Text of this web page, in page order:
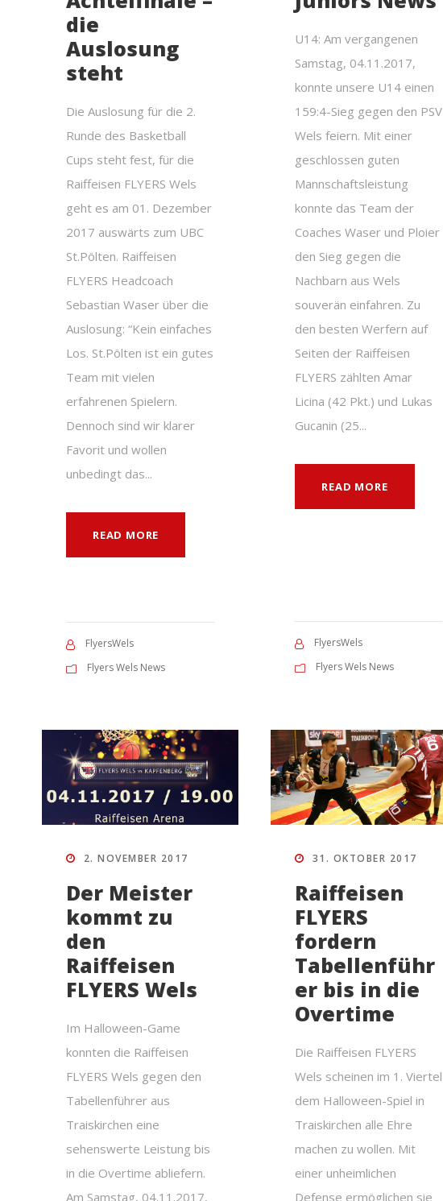
die
Auslosung
steht
Die Auslosung für die 2.
Runde des Basketball
Cups steht fest, für die
Raiffeisen FLYERS Wels
geht es am 01. Dezember
2017 auswärts zum UBC
St.Pölten. Raiffeisen
FLYERS Headcoach
Sebastian Waser über die
Auslosung: “Kein einfaches
Los. St.Pölten ist ein gutes
Team mit vielen
erfahrenen Spielern.
Dennoch sind wir klarer
Favorit und wollen
unbedingt das...
READ MORE
FlyersWels
Flyers Wels News
U14: Am vergangenen
Samstag, 04.11.2017,
konnte unsere U14 einen
159:4-Sieg gegen den PSV
Wels feiern. Mit einer
geschlossen guten
Mannschaftsleistung
konnte das Team der
Coaches Waser und Ploier
den Sieg gegen die
Nachbarn aus Wels
souverän einfahren. Zu
den besten Werfern auf
Seiten der Raiffeisen
FLYERS zählten Amar
Licina (42 Pkt.) und Lukas
Gucanin (25...
READ MORE
FlyersWels
Flyers Wels News
2. NOVEMBER 2017
Der Meister
kommt zu
den
Raiffeisen
FLYERS Wels
Im Halloween-Game
konnten die Raiffeisen
FLYERS Wels gegen den
Tabellenführer aus
Traiskirchen eine
sehenswerte Leistung bis
in die Overtime abliefern.
Am Samstag, 04.11.2017,
31. OKTOBER 2017
Raiffeisen
FLYERS
fordern
Tabellenführ
er bis in die
Overtime
Die Raiffeisen FLYERS
Wels scheinen im 1. Viertel
dem Halloween-Spiel in
Traiskirchen alle Ehre
machen zu wollen. Mit
einer unheimlichen
Defense ermöglichen sie